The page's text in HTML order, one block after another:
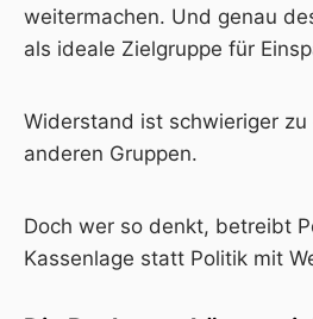
weitermachen. Und genau
als ideale Zielgruppe für
Widerstand ist schwieriger
anderen Gruppen.
Doch wer so denkt, betreibt
Kassenlage statt Politik mit